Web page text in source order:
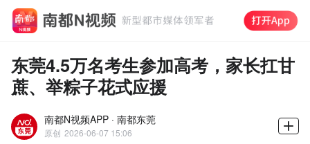
东莞4.5万名考生参加高考，家长扛甘
蔗、举粽子花式应援
南都N视频APP · 南都东莞
原创 2026-06-07 15:06